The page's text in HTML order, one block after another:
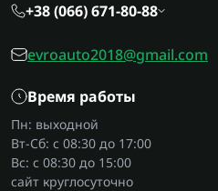
+38 (066) 671-80-88
evroauto2018@gmail.com
Время работы
Пн: выходной
Вт-Сб: с 08:30 до 17:00
Вс: с 08:30 до 15:00
сайт круглосуточно